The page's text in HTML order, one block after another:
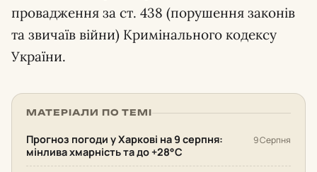
провадження за ст. 438 (порушення законів
та звичаїв війни) Кримінального кодексу
України.
МАТЕРІАЛИ ПО ТЕМІ
Прогноз погоди у Харкові на 9 серпня:
мінлива хмарність та до +28°С
9 Серпня